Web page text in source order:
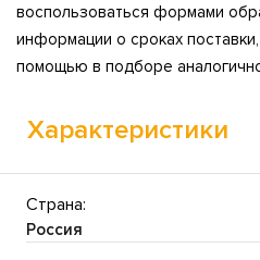
воспользоваться формами
информации о сроках
помощью в подборе
Характеристики
Страна:
Россия